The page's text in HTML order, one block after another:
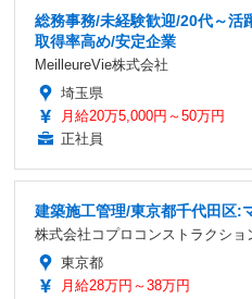
総務事務/未経験歓迎/20代～活
取得率高め/安定企業
MeilleureVie株式会社
埼玉県
月給20万5,000円～50万円
正社員
建築施工管理/東京都千代田区:
株式会社コプロコンストラクショ
東京都
月給28万円～38万円